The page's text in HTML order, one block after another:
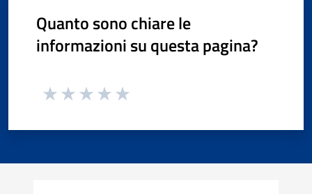
Quanto sono chiare le
informazioni su questa pagina?